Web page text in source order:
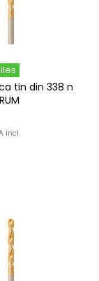
tin din 338 n
incl.